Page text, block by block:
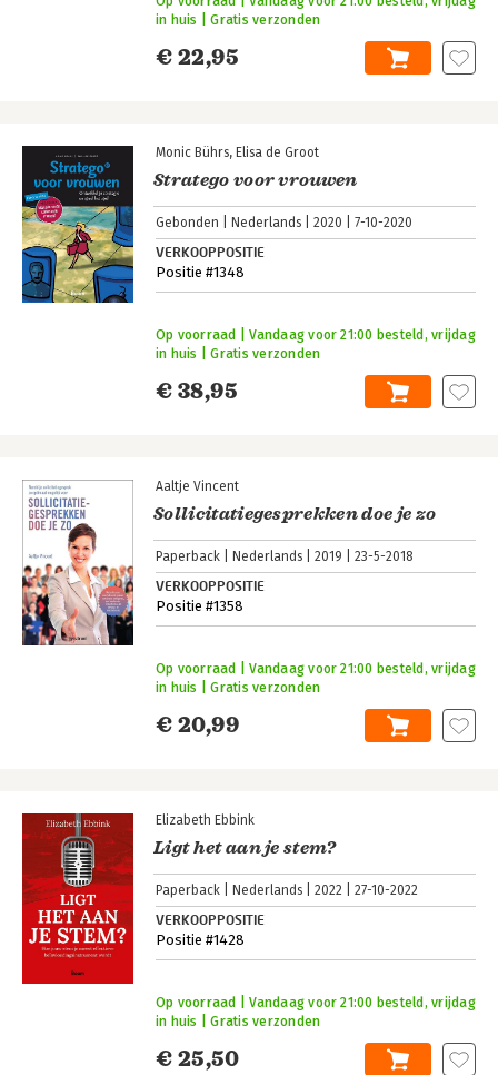
€ 22,95
in huis | Gratis verzonden
Monic Bührs Elisa de Groot
Stratego voor vrouwen
Gebonden Nederlands 2020 7-10-2020
VERKOOPPOSITIE
Positie #1348
€ 38,95
Op voorraad | Vandaag voor 21:00 besteld, vrijdag
in huis | Gratis verzonden
Aaltje Vincent
Sollicitatiegesprekken doe je zo
Paperback Nederlands 2019 23-5-2018
VERKOOPPOSITIE
Positie #1358
€ 20,99
Op voorraad | Vandaag voor 21:00 besteld, vrijdag
in huis | Gratis verzonden
Elizabeth Ebbink
Ligt het aan je stem?
Paperback Nederlands 2022 27-10-2022
VERKOOPPOSITIE
Positie #1428
€ 25,50
Op voorraad | Vandaag voor 21:00 besteld, vrijdag
in huis | Gratis verzonden